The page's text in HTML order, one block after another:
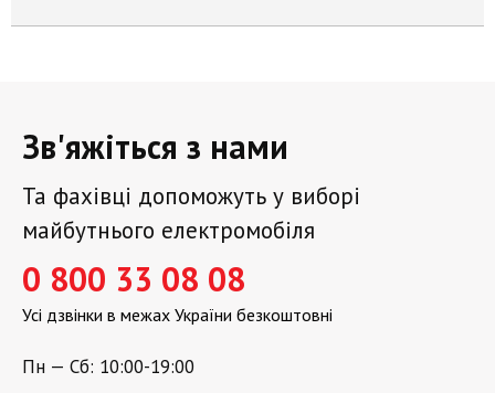
Зв'яжіться з нами
Та фахівці допоможуть у виборі
майбутнього електромобіля
0 800 33 08 08
Усі дзвінки в межах України безкоштовні
Пн — Сб: 10:00-19:00